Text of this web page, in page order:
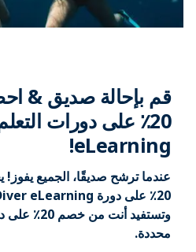
قم بإحالة صديق &
20٪ على دورات
eLearning!
عندما ترشح صديقًا، الجميع
محددة.